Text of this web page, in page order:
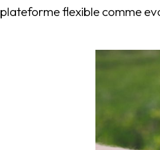
plateforme flexible comme